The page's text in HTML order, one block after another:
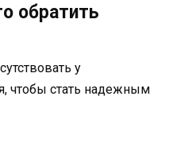
обратить
у
чтобы стать надежным